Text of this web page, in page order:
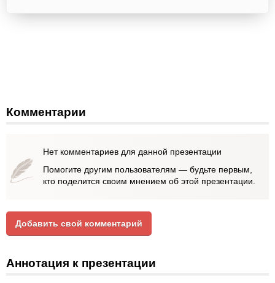
Комментарии
Нет комментариев для данной презентации
Помогите другим пользователям — будьте первым,
кто поделится своим мнением об этой презентации.
Добавить свой комментарий
Аннотация к презентации